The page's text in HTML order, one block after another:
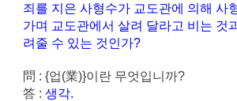
죄를 지은 사형수가 교도관에 의해 사
가며 교도관에서 살려 달라고 비는 것
려줄 수 있는 것인가?
問 : {업(業)}이란 무엇입니까?
答 : 생각.